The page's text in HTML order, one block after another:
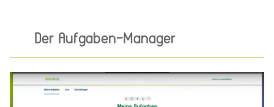
Der Aufgaben-Manager